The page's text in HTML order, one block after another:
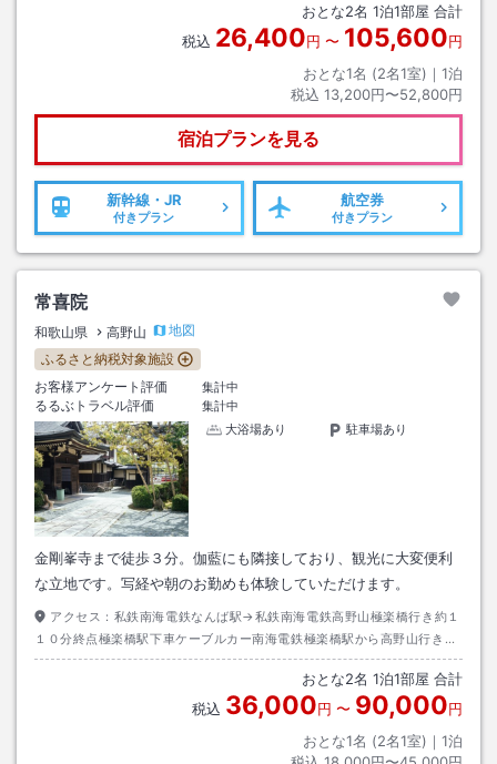
おとな2名 1泊1部屋 合計
税込 26,400円 〜 105,600円
おとな1名 (2名1室)｜ 1泊
税込 13,200円〜52,800円
宿泊プランを見る
新幹線・JR
付きプラン
航空券
付きプラン
常喜院
和歌山県 高野山
地図
ふるさと納税対象施設
お客様アンケート評価
集計中
るるぶトラベル評価
集計中
大浴場あり
駐車場あり
金剛峯寺まで徒歩３分。伽藍にも隣接しており、観光に大変便利
な立地です。写経や朝のお勤めも体験していただけます。
アクセス： 私鉄南海電鉄なんば駅→私鉄南海電鉄高野山極楽橋行き約１
１０分終点極楽橋駅下車ケーブルカー南海電鉄極楽橋駅から高野山行き約
５分高野山駅下車→南海バス奥之院行き千手院橋停留所下車→徒歩５分も
おとな2名 1泊1部屋 合計
税込 36,000円 〜 90,000円
おとな1名 (2名1室)｜ 1泊